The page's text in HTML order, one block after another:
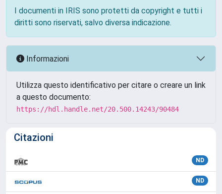
I documenti in IRIS sono protetti da copyright e tutti i
diritti sono riservati, salvo diversa indicazione.
Informazioni
Utilizza questo identificativo per citare o creare un link
a questo documento:
https://hdl.handle.net/20.500.14243/90484
Citazioni
ND
ND